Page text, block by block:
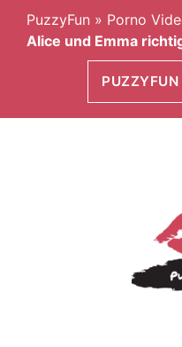
PuzzyFun » Porno
Alice und Emma
PUZZYFUN